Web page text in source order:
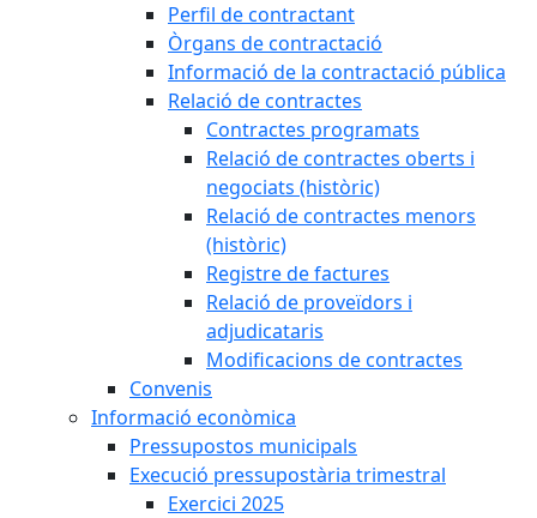
Perfil de contractant
Òrgans de contractació
Informació de la contractació pública
Relació de contractes
Contractes programats
Relació de contractes oberts i
negociats (històric)
Relació de contractes menors
(històric)
Registre de factures
Relació de proveïdors i
adjudicataris
Modificacions de contractes
Convenis
Informació econòmica
Pressupostos municipals
Execució pressupostària trimestral
Exercici 2025